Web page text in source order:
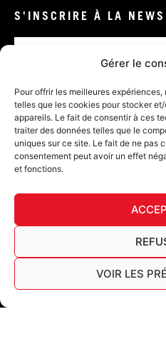
Gérer le
Pour offrir les meilleures
telles que les cookies pour stocker
appareils. Le fait de consentir à ces
traiter des données telles que le
uniques sur ce site. Le fait de ne pas
consentement peut avoir un effet
et fonctions.
VOIR LES
S'INSCRIRE À LA
Email
FURY